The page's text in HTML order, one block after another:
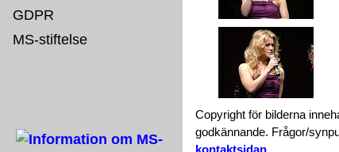
GDPR
MS-stiftelse
Copyright för bilderna
godkännande. Frågor/